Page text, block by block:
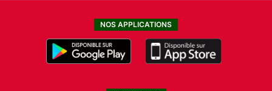
NOS APPLICATIONS